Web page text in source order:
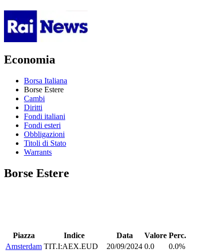
Economia
Borsa Italiana
Borse Estere
Cambi
Diritti
Fondi italiani
Fondi esteri
Obbligazioni
Titoli di Stato
Warrants
Borse Estere
Piazza Indice Data Valore Perc.
Amsterdam TIT.I:AEX.EUD 20/09/2024 0.0
0.0%